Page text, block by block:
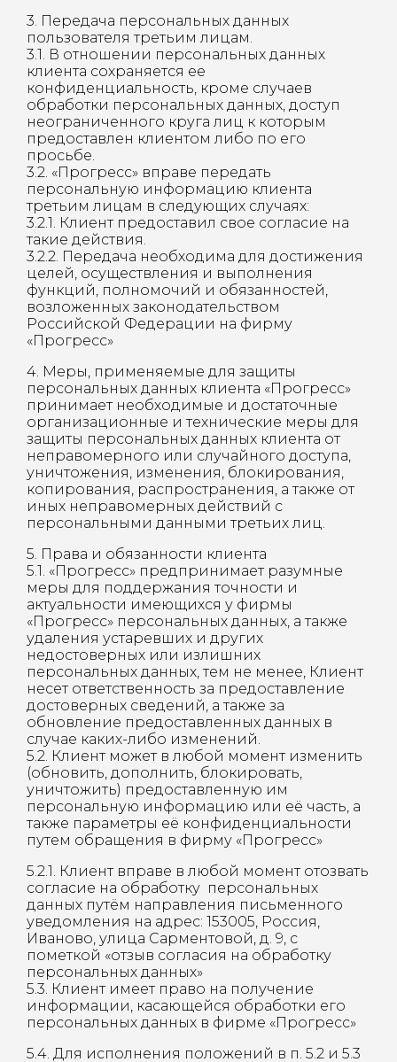
3. Передача персональных данных
пользователя третьим лицам.
3.1. В отношении персональных данных
клиента сохраняется ее
конфиденциальность, кроме случаев
обработки персональных данных, доступ
неограниченного круга лиц к которым
предоставлен клиентом либо по его
просьбе.
3.2. «Прогресс» вправе передать
персональную информацию клиента
третьим лицам в следующих случаях:
3.2.1. Клиент предоставил свое согласие на
такие действия.
3.2.2. Передача необходима для достижения
целей, осуществления и выполнения
функций, полномочий и обязанностей,
возложенных законодательством
Российской Федерации на фирму
«Прогресс»
4. Меры, применяемые для защиты
персональных данных клиента «Прогресс»
принимает необходимые и достаточные
организационные и технические меры для
защиты персональных данных клиента от
неправомерного или случайного доступа,
уничтожения, изменения, блокирования,
копирования, распространения, а также от
иных неправомерных действий с
персональными данными третьих лиц.
5. Права и обязанности клиента
5.1. «Прогресс» предпринимает разумные
меры для поддержания точности и
актуальности имеющихся у фирмы
«Прогресс» персональных данных, а также
удаления устаревших и других
недостоверных или излишних
персональных данных, тем не менее, Клиент
несет ответственность за предоставление
достоверных сведений, а также за
обновление предоставленных данных в
случае каких-либо изменений.
5.2. Клиент может в любой момент изменить
(обновить, дополнить, блокировать,
уничтожить) предоставленную им
персональную информацию или её часть, а
также параметры её конфиденциальности
путем обращения в фирму «Прогресс»
5.2.1. Клиент вправе в любой момент отозвать
согласие на обработку персональных
данных путём направления письменного
уведомления на адрес: 153005, Россия,
Иваново, улица Сарментовой, д. 9, с
пометкой «отзыв согласия на обработку
персональных данных»
5.3. Клиент имеет право на получение
информации, касающейся обработки его
персональных данных в фирме «Прогресс»
5.4. Для исполнения положений в п. 5.2 и 5.3